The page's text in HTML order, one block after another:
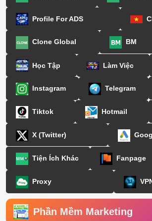
Profile For ADS
Clone Global BM
Học Tập Làm Việc
Instagram Telegram
Tiktok Hotmail
X (Twitter)
Tiện Ích Khác Fanpage
Proxy
Phần Mềm Marketing